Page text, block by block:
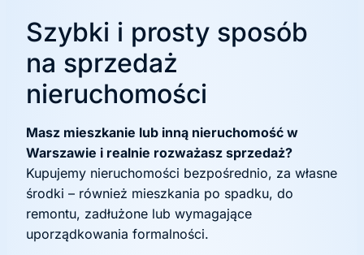
Szybki i prosty sposób
na sprzedaż
nieruchomości
Masz mieszkanie lub inną nieruchomość w
Warszawie i realnie rozważasz sprzedaż?
Kupujemy nieruchomości bezpośrednio, za własne
środki – również mieszkania po spadku, do
remontu, zadłużone lub wymagające
uporządkowania formalności.